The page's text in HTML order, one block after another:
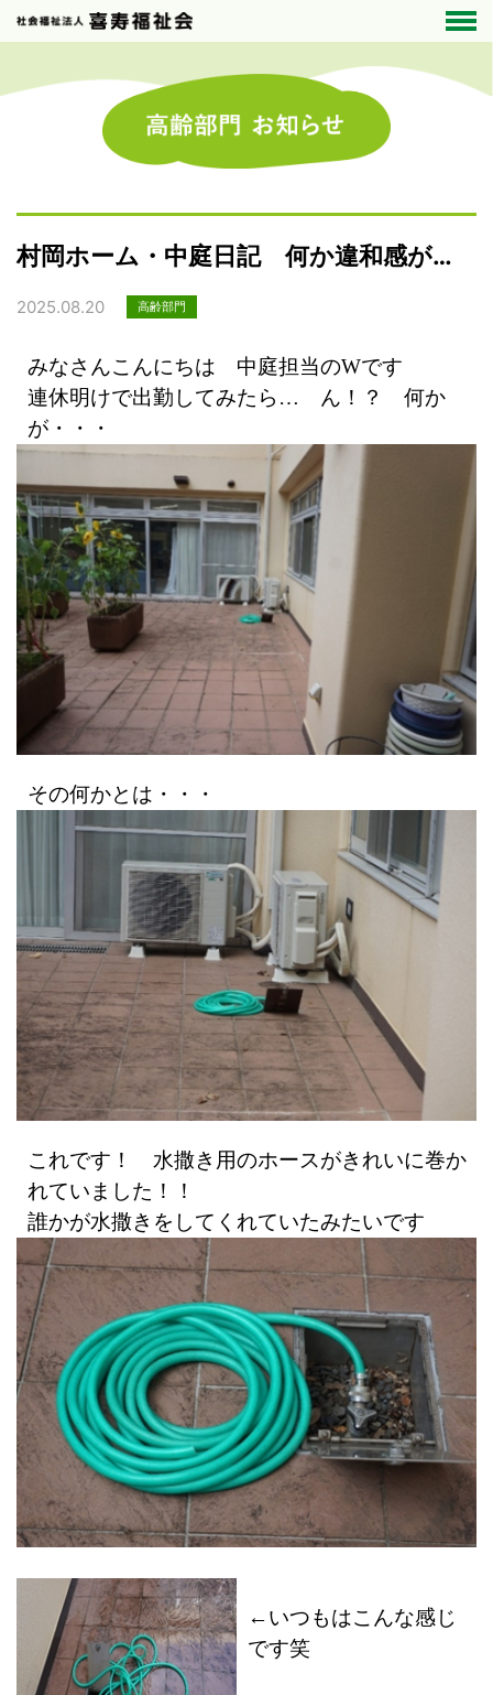
村岡ホーム・中庭日記 何か違和感が…
2025.08.20 高齢部門
みなさんこんにちは 中庭担当のWです
連休明けで出勤してみたら… ん！？ 何か
が・・・
その何かとは・・・
これです！ 水撒き用のホースがきれいに巻か
れていました！！
誰かが水撒きをしてくれていたみたいです
←いつもはこんな感じ
です笑